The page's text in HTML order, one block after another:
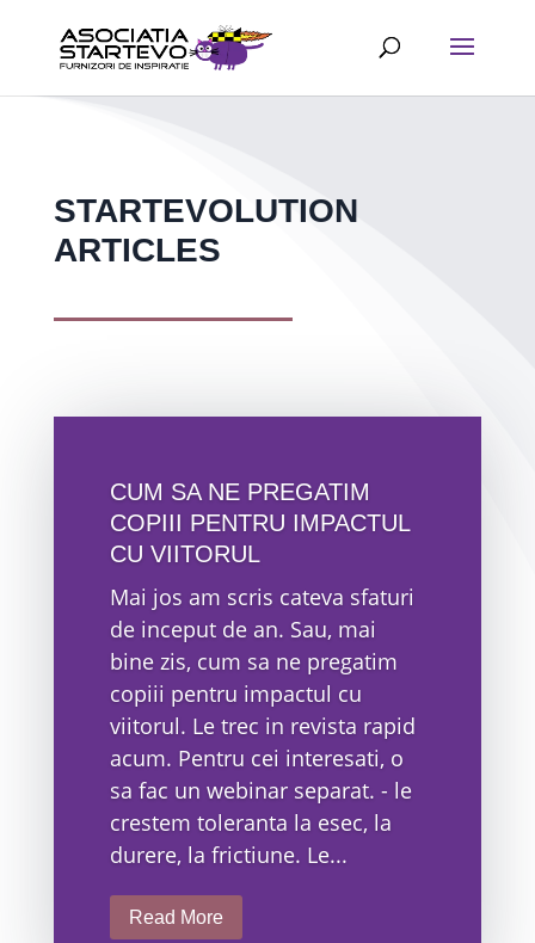
STARTEVOLUTION
ARTICLES
CUM SA NE PREGATIM
COPIII PENTRU IMPACTUL
CU VIITORUL
Mai jos am scris cateva sfaturi
de inceput de an. Sau, mai
bine zis, cum sa ne pregatim
copiii pentru impactul cu
viitorul. Le trec in revista rapid
acum. Pentru cei interesati, o
sa fac un webinar separat. - le
crestem toleranta la esec, la
durere, la frictiune. Le...
Read More